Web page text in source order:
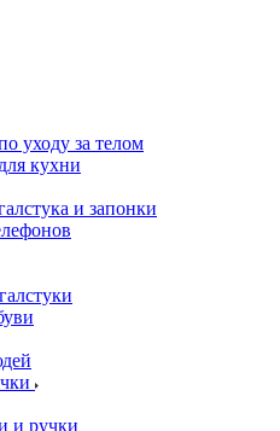
уходу за телом
кухни
и запонки
и ручки